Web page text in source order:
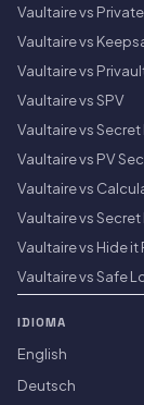
Vaultaire vs
Vaultaire vs
Vaultaire vs
Vaultaire vs SPV
Vaultaire vs
Vaultaire vs PV
Vaultaire vs
Vaultaire vs
Vaultaire vs Hide it
Vaultaire vs Safe
IDIOMA
English
Deutsch